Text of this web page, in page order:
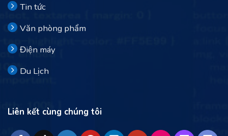
Tin tức
Văn phòng phẩm
Điện máy
Du Lịch
Liên kết cùng chúng tôi